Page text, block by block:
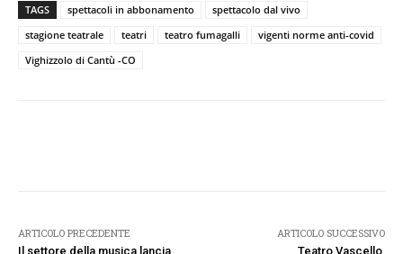
TAGS spettacoli in abbonamento
spettacolo dal vivo
stagione teatrale
teatri teatro fumagalli
vigenti norme anti-covid
Vighizzolo di Cantù -CO
ARTICOLO PRECEDENTE
Il settore della musica lancia
ARTICOLO SUCCESSIVO
Teatro Vascello,